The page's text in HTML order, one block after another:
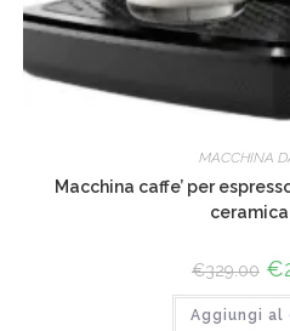
MACCHINA
Macchina caffe’ per
€329.00 Il
€
Aggiungi al